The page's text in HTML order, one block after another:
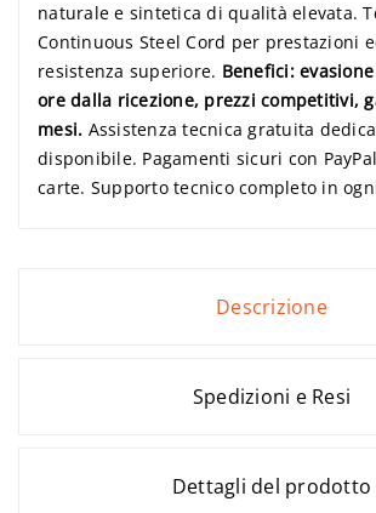
naturale e sintetica di qualità elevata.
Continuous Steel Cord per prestazioni
resistenza superiore. Benefici:
ore dalla ricezione, prezzi competitivi,
mesi. Assistenza tecnica gratuita
disponibile. Pagamenti sicuri con
carte. Supporto tecnico completo in
Descrizione
Spedizioni e Resi
Dettagli del prodotto